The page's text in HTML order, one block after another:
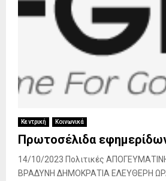
Κεντρική Κοινωνικά
Πρωτοσέλιδα
14/10/2023 Πολιτικές
ΒΡΑΔΥΝΗ ΔΗΜΟΚΡΑΤΙΑ ΕΛΕΥΘΕΡΗ